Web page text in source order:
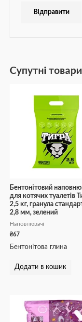
Супутні товари
Бентонітовий
для котячих туалетів
2,5 кг, гранула
2,8 мм, зелений
Наповнювачі
₴67
Бентонітова глина
Додати в кошик